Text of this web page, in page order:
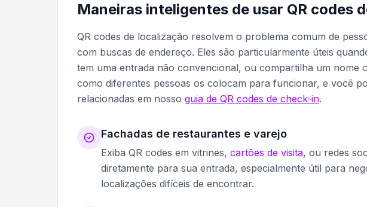
Maneiras inteligentes de usar QR codes
QR codes de localização resolvem o problema comum de
com buscas de endereço. Eles são particularmente úteis
tem uma entrada não convencional, ou compartilha um nome
como diferentes pessoas os colocam para funcionar, e você
relacionadas em nosso guia de QR codes de check-in.
Fachadas de restaurantes e varejo
Exiba QR codes em vitrines, cartões de visita, ou redes
diretamente para sua entrada, especialmente útil para
localizações difíceis de encontrar.